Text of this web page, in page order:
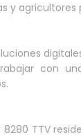
y agricultores
con
8280 TTV